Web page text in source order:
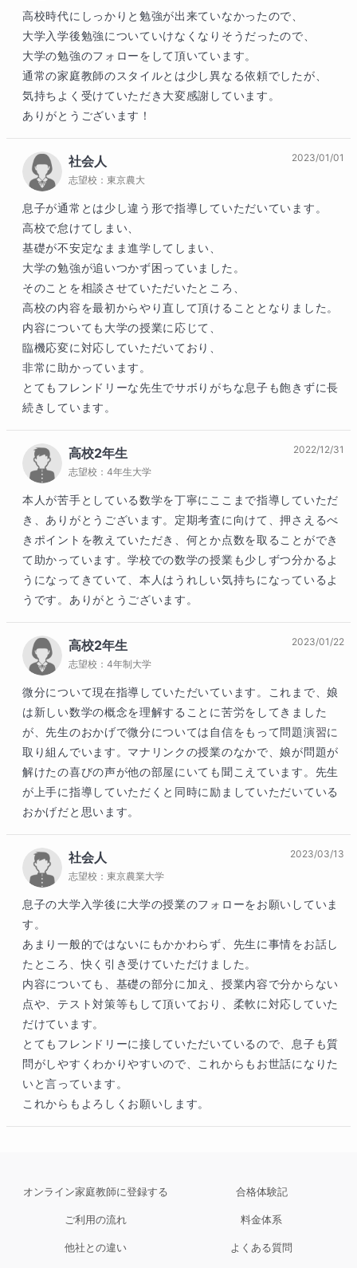
高校時代にしっかりと勉強が出来ていなかったので、
大学入学後勉強についていけなくなりそうだったので、
大学の勉強のフォローをして頂いています。
通常の家庭教師のスタイルとは少し異なる依頼でしたが、
気持ちよく受けていただき大変感謝しています。
ありがとうございます！
社会人
志望校： 東京農大
2023/01/01
息子が通常とは少し違う形で指導していただいています。
高校で怠けてしまい、
基礎が不安定なまま進学してしまい、
大学の勉強が追いつかず困っていました。
そのことを相談させていただいたところ、
高校の内容を最初からやり直して頂けることとなりました。
内容についても大学の授業に応じて、
臨機応変に対応していただいており、
非常に助かっています。
とてもフレンドリーな先生でサボりがちな息子も飽きずに長
続きしています。
高校2年生
志望校： 4年生大学
2022/12/31
本人が苦手としている数学を丁寧にここまで指導していただ
き、ありがとうございます。定期考査に向けて、押さえるべ
きポイントを教えていただき、何とか点数を取ることができ
て助かっています。学校での数学の授業も少しずつ分かるよ
うになってきていて、本人はうれしい気持ちになっているよ
うです。ありがとうございます。
高校2年生
志望校： 4年制大学
2023/01/22
微分について現在指導していただいています。これまで、娘
は新しい数学の概念を理解することに苦労をしてきました
が、先生のおかげで微分については自信をもって問題演習に
取り組んでいます。マナリンクの授業のなかで、娘が問題が
解けたの喜びの声が他の部屋にいても聞こえています。先生
が上手に指導していただくと同時に励ましていただいている
おかげだと思います。
社会人
志望校： 東京農業大学
2023/03/13
息子の大学入学後に大学の授業のフォローをお願いしていま
す。
あまり一般的ではないにもかかわらず、先生に事情をお話し
たところ、快く引き受けていただけました。
内容についても、基礎の部分に加え、授業内容で分からない
点や、テスト対策等もして頂いており、柔軟に対応していた
だけています。
とてもフレンドリーに接していただいているので、息子も質
問がしやすくわかりやすいので、これからもお世話になりた
いと言っています。
これからもよろしくお願いします。
オンライン家庭教師に登録する 合格体験記
ご利用の流れ 料金体系
他社との違い よくある質問